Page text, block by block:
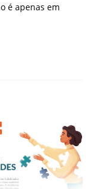
é apenas em